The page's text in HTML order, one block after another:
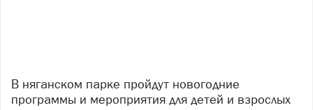
В няганском парке пройдут новогодние
программы и мероприятия для детей и взрослых